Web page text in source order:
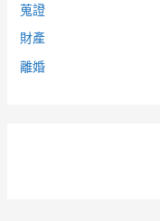
蒐證
財產
離婚